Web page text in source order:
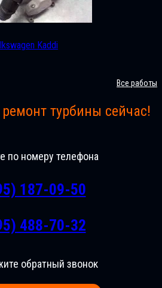
Kaddi
Все работы
турбины сейчас!
по номеру телефона
187-09-50
488-70-32
обратный звонок